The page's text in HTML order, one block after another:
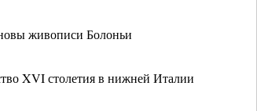
живописи Болоньи
XVI столетия в нижней Италии